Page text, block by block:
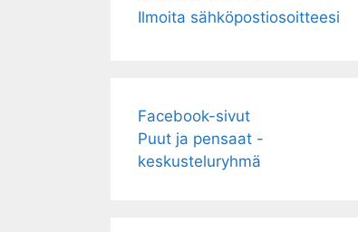
Ilmoita sähköpostiosoitteesi
Facebook-sivut
Puut ja pensaat -
keskusteluryhmä